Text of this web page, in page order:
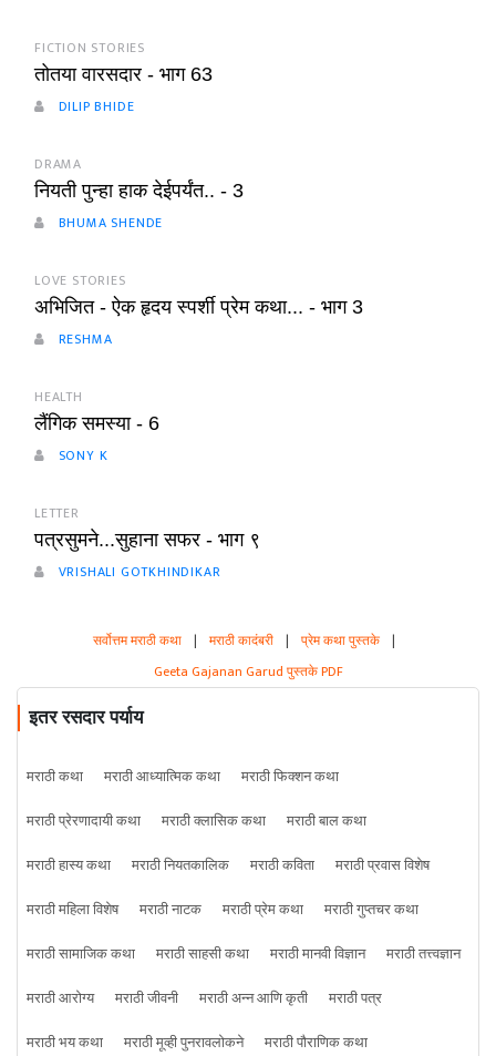
FICTION STORIES
तोतया वारसदार - भाग 63
DILIP BHIDE
DRAMA
नियती पुन्हा हाक देईपर्यंत.. - 3
BHUMA SHENDE
LOVE STORIES
अभिजित - ऐक हृदय स्पर्शी प्रेम कथा... - भाग 3
RESHMA
HEALTH
लैंगिक समस्या - 6
SONY K
LETTER
पत्रसुमने...सुहाना सफर - भाग ९
VRISHALI GOTKHINDIKAR
सर्वोत्तम मराठी कथा | मराठी कादंबरी | प्रेम कथा पुस्तके |
Geeta Gajanan Garud पुस्तके PDF
इतर रसदार पर्याय
मराठी कथा मराठी आध्यात्मिक कथा
मराठी फिक्शन कथा
मराठी प्रेरणादायी कथा
मराठी क्लासिक कथा
मराठी बाल कथा
मराठी हास्य कथा
मराठी नियतकालिक मराठी कविता
मराठी प्रवास विशेष
मराठी महिला विशेष
मराठी नाटक मराठी प्रेम कथा
मराठी गुप्तचर कथा
मराठी सामाजिक कथा
मराठी साहसी कथा मराठी मानवी विज्ञान
मराठी तत्त्वज्ञान
मराठी आरोग्य
मराठी जीवनी मराठी अन्न आणि कृती
मराठी पत्र
मराठी भय कथा
मराठी मूव्ही पुनरावलोकने
मराठी पौराणिक कथा